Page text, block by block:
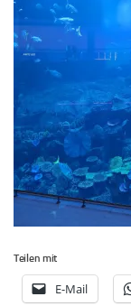
Teilen mit
E-Mail